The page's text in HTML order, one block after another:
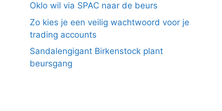
Oklo wil via SPAC naar de beurs
Zo kies je een veilig wachtwoord voor je
trading accounts
Sandalengigant Birkenstock plant
beursgang